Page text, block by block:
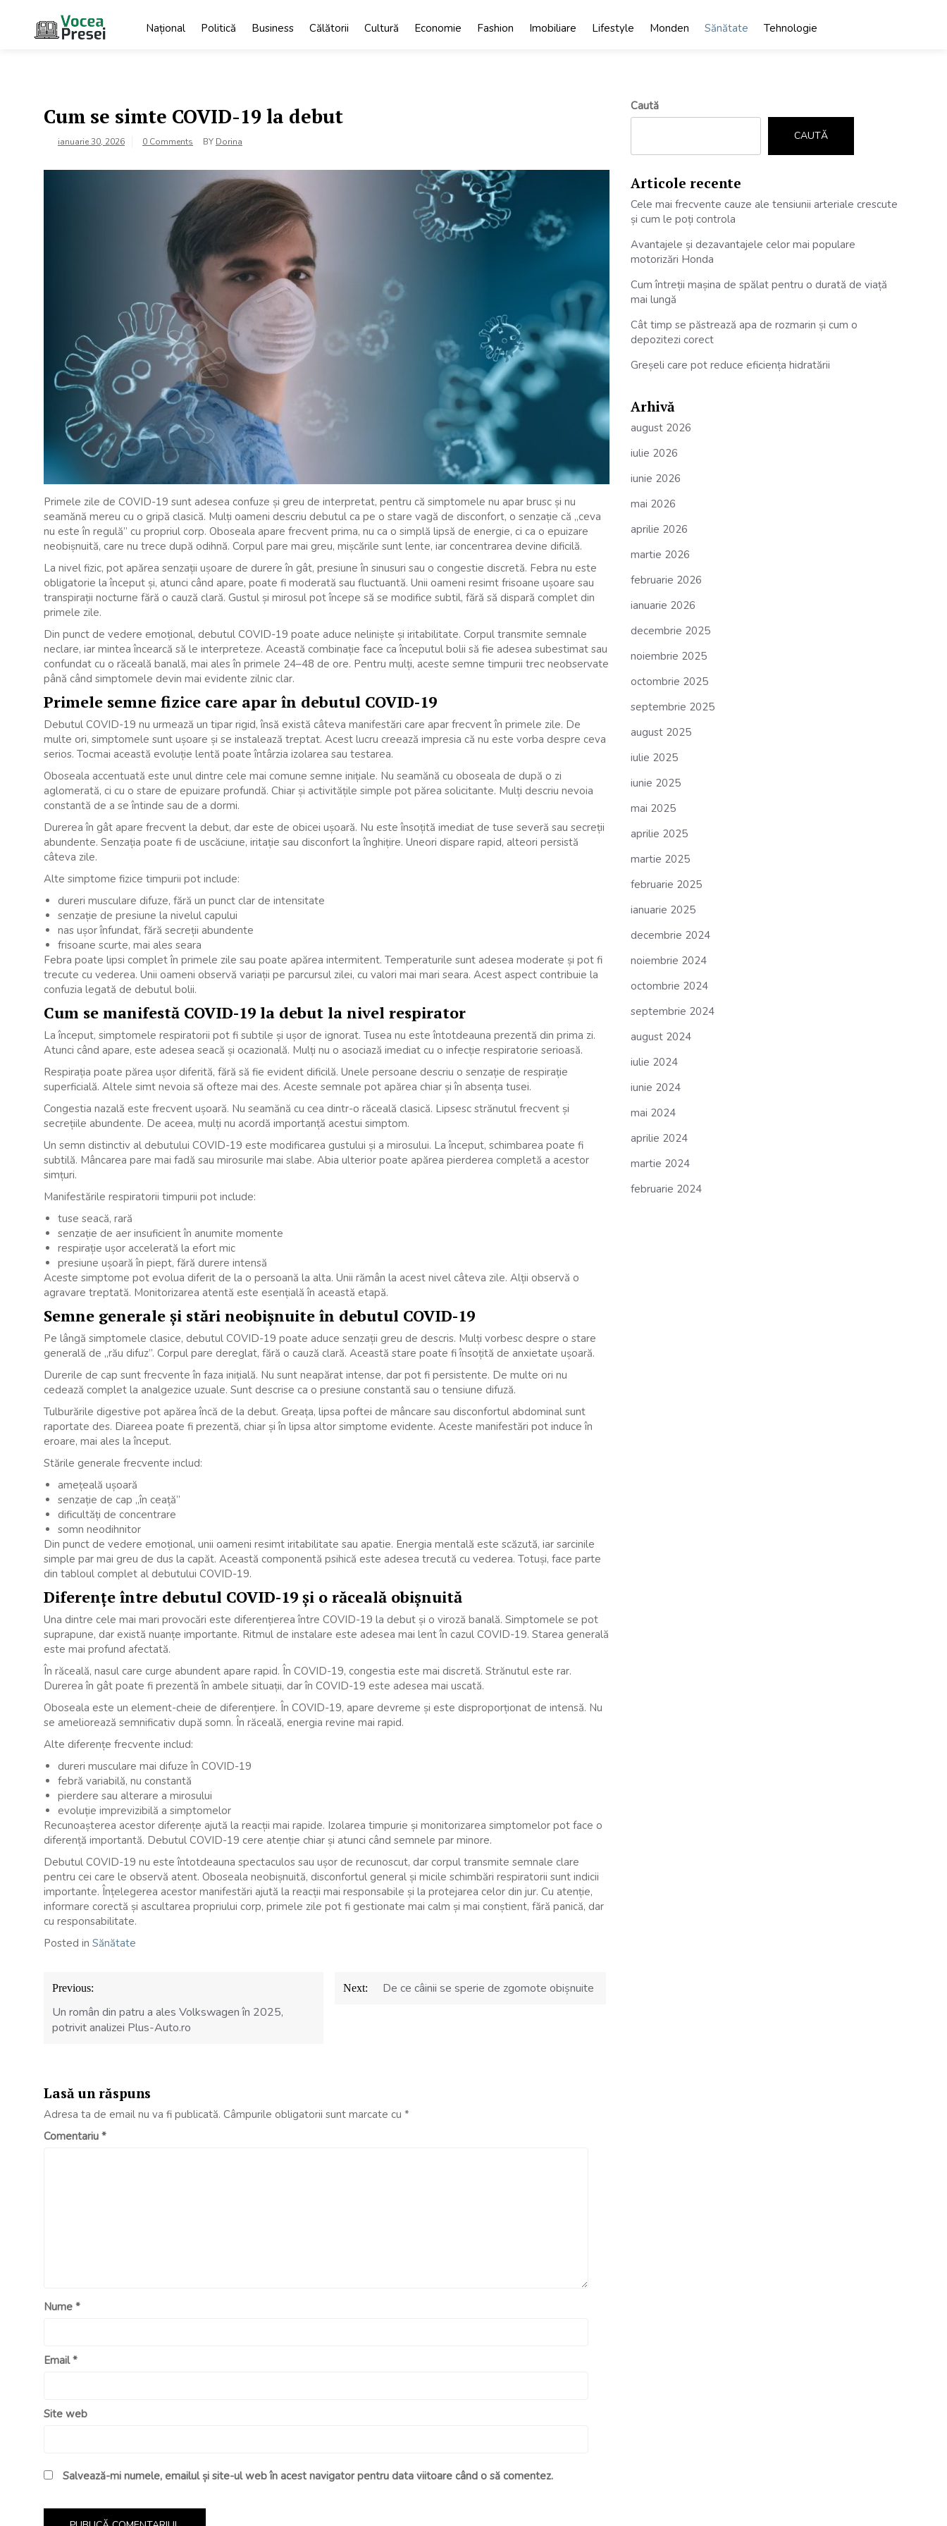
content
Național Politică Business Călătorii Cultură Economie Fashion Imobiliare Lifestyle Monden Sănătate Tehnologie
Cum se simte COVID-19 la debut
ianuarie 30, 2026 0 Comments BY Dorina
Primele zile de COVID-19 sunt adesea confuze și greu de interpretat, pentru că simptomele nu apar brusc și nu
seamănă mereu cu o gripă clasică. Mulți oameni descriu debutul ca pe o stare vagă de disconfort, o senzație că „ceva
nu este în regulă” cu propriul corp. Oboseala apare frecvent prima, nu ca o simplă lipsă de energie, ci ca o epuizare
neobișnuită, care nu trece după odihnă. Corpul pare mai greu, mișcările sunt lente, iar concentrarea devine dificilă.
La nivel fizic, pot apărea senzații ușoare de durere în gât, presiune în sinusuri sau o congestie discretă. Febra nu este
obligatorie la început și, atunci când apare, poate fi moderată sau fluctuantă. Unii oameni resimt frisoane ușoare sau
transpirații nocturne fără o cauză clară. Gustul și mirosul pot începe să se modifice subtil, fără să dispară complet din
primele zile.
Din punct de vedere emoțional, debutul COVID-19 poate aduce neliniște și iritabilitate. Corpul transmite semnale
neclare, iar mintea încearcă să le interpreteze. Această combinație face ca începutul bolii să fie adesea subestimat sau
confundat cu o răceală banală, mai ales în primele 24–48 de ore. Pentru mulți, aceste semne timpurii trec neobservate
până când simptomele devin mai evidente zilnic clar.
Primele semne fizice care apar în debutul COVID-19
Debutul COVID-19 nu urmează un tipar rigid, însă există câteva manifestări care apar frecvent în primele zile. De
multe ori, simptomele sunt ușoare și se instalează treptat. Acest lucru creează impresia că nu este vorba despre ceva
serios. Tocmai această evoluție lentă poate întârzia izolarea sau testarea.
Oboseala accentuată este unul dintre cele mai comune semne inițiale. Nu seamănă cu oboseala de după o zi
aglomerată, ci cu o stare de epuizare profundă. Chiar și activitățile simple pot părea solicitante. Mulți descriu nevoia
constantă de a se întinde sau de a dormi.
Durerea în gât apare frecvent la debut, dar este de obicei ușoară. Nu este însoțită imediat de tuse severă sau secreții
abundente. Senzația poate fi de uscăciune, iritație sau disconfort la înghițire. Uneori dispare rapid, alteori persistă
câteva zile.
Alte simptome fizice timpurii pot include:
dureri musculare difuze, fără un punct clar de intensitate
senzație de presiune la nivelul capului
nas ușor înfundat, fără secreții abundente
frisoane scurte, mai ales seara
Febra poate lipsi complet în primele zile sau poate apărea intermitent. Temperaturile sunt adesea moderate și pot fi
trecute cu vederea. Unii oameni observă variații pe parcursul zilei, cu valori mai mari seara. Acest aspect contribuie la
confuzia legată de debutul bolii.
Cum se manifestă COVID-19 la debut la nivel respirator
La început, simptomele respiratorii pot fi subtile și ușor de ignorat. Tusea nu este întotdeauna prezentă din prima zi.
Atunci când apare, este adesea seacă și ocazională. Mulți nu o asociază imediat cu o infecție respiratorie serioasă.
Respirația poate părea ușor diferită, fără să fie evident dificilă. Unele persoane descriu o senzație de respirație
superficială. Altele simt nevoia să ofteze mai des. Aceste semnale pot apărea chiar și în absența tusei.
Congestia nazală este frecvent ușoară. Nu seamănă cu cea dintr-o răceală clasică. Lipsesc strănutul frecvent și
secrețiile abundente. De aceea, mulți nu acordă importanță acestui simptom.
Un semn distinctiv al debutului COVID-19 este modificarea gustului și a mirosului. La început, schimbarea poate fi
subtilă. Mâncarea pare mai fadă sau mirosurile mai slabe. Abia ulterior poate apărea pierderea completă a acestor
simțuri.
Manifestările respiratorii timpurii pot include:
tuse seacă, rară
senzație de aer insuficient în anumite momente
respirație ușor accelerată la efort mic
presiune ușoară în piept, fără durere intensă
Aceste simptome pot evolua diferit de la o persoană la alta. Unii rămân la acest nivel câteva zile. Alții observă o
agravare treptată. Monitorizarea atentă este esențială în această etapă.
Semne generale și stări neobișnuite în debutul COVID-19
Pe lângă simptomele clasice, debutul COVID-19 poate aduce senzații greu de descris. Mulți vorbesc despre o stare
generală de „rău difuz”. Corpul pare dereglat, fără o cauză clară. Această stare poate fi însoțită de anxietate ușoară.
Durerile de cap sunt frecvente în faza inițială. Nu sunt neapărat intense, dar pot fi persistente. De multe ori nu
cedează complet la analgezice uzuale. Sunt descrise ca o presiune constantă sau o tensiune difuză.
Tulburările digestive pot apărea încă de la debut. Greața, lipsa poftei de mâncare sau disconfortul abdominal sunt
raportate des. Diareea poate fi prezentă, chiar și în lipsa altor simptome evidente. Aceste manifestări pot induce în
eroare, mai ales la început.
Stările generale frecvente includ:
amețeală ușoară
senzație de cap „în ceață”
dificultăți de concentrare
somn neodihnitor
Din punct de vedere emoțional, unii oameni resimt iritabilitate sau apatie. Energia mentală este scăzută, iar sarcinile
simple par mai greu de dus la capăt. Această componentă psihică este adesea trecută cu vederea. Totuși, face parte
din tabloul complet al debutului COVID-19.
Diferențe între debutul COVID-19 și o răceală obișnuită
Una dintre cele mai mari provocări este diferențierea între COVID-19 la debut și o viroză banală. Simptomele se pot
suprapune, dar există nuanțe importante. Ritmul de instalare este adesea mai lent în cazul COVID-19. Starea generală
este mai profund afectată.
În răceală, nasul care curge abundent apare rapid. În COVID-19, congestia este mai discretă. Strănutul este rar.
Durerea în gât poate fi prezentă în ambele situații, dar în COVID-19 este adesea mai uscată.
Oboseala este un element-cheie de diferențiere. În COVID-19, apare devreme și este disproporționat de intensă. Nu
se ameliorează semnificativ după somn. În răceală, energia revine mai rapid.
Alte diferențe frecvente includ:
dureri musculare mai difuze în COVID-19
febră variabilă, nu constantă
pierdere sau alterare a mirosului
evoluție imprevizibilă a simptomelor
Recunoașterea acestor diferențe ajută la reacții mai rapide. Izolarea timpurie și monitorizarea simptomelor pot face o
diferență importantă. Debutul COVID-19 cere atenție chiar și atunci când semnele par minore.
Debutul COVID-19 nu este întotdeauna spectaculos sau ușor de recunoscut, dar corpul transmite semnale clare
pentru cei care le observă atent. Oboseala neobișnuită, disconfortul general și micile schimbări respiratorii sunt indicii
importante. Înțelegerea acestor manifestări ajută la reacții mai responsabile și la protejarea celor din jur. Cu atenție,
informare corectă și ascultarea propriului corp, primele zile pot fi gestionate mai calm și mai conștient, fără panică, dar
cu responsabilitate.
Posted in Sănătate
Navigare
în
articole
Previous:
Un român din patru a ales Volkswagen în 2025,
potrivit analizei Plus-Auto.ro
Next: De ce câinii se sperie de zgomote obișnuite
Lasă un răspuns
Adresa ta de email nu va fi publicată. Câmpurile obligatorii sunt marcate cu *
Comentariu *
Nume *
Email*
Site web
Salvează-mi numele, emailul și site-ul web în acest navigator pentru data viitoare când o să comentez.
Caută
CAUTĂ
Articole recente
Cele mai frecvente cauze ale tensiunii arteriale crescute
și cum le poți controla
Avantajele și dezavantajele celor mai populare
motorizări Honda
Cum întreții mașina de spălat pentru o durată de viață
mai lungă
Cât timp se păstrează apa de rozmarin și cum o
depozitezi corect
Greșeli care pot reduce eficiența hidratării
Arhivă
august 2026
iulie 2026
iunie 2026
mai 2026
aprilie 2026
martie 2026
februarie 2026
ianuarie 2026
decembrie 2025
noiembrie 2025
octombrie 2025
septembrie 2025
august 2025
iulie 2025
iunie 2025
mai 2025
aprilie 2025
martie 2025
februarie 2025
ianuarie 2025
decembrie 2024
noiembrie 2024
octombrie 2024
septembrie 2024
august 2024
iulie 2024
iunie 2024
mai 2024
aprilie 2024
martie 2024
februarie 2024